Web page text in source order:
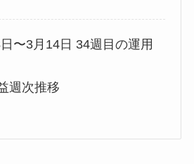
〜3月14日 34週目の運用
週次推移